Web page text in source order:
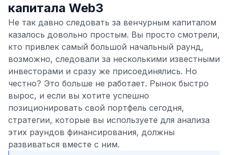
капитала Web3
Не так давно следовать за венчурным капиталом
казалось довольно простым. Вы просто смотрели,
кто привлек самый большой начальный раунд,
возможно, следовали за несколькими известными
инвесторами и сразу же присоединялись. Но
честно? Это больше не работает. Рынок быстро
вырос, и если вы хотите успешно
позиционировать свой портфель сегодня,
стратегии, которые вы используете для анализа
этих раундов финансирования, должны
развиваться вместе с ним.